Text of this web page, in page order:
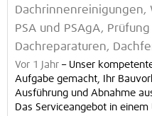
Dachrinnenreinigungen,
PSA und PSAgA,
Dachreparaturen,
Vor 1 Jahr – Unser
Aufgabe gemacht, Ihr
Ausführung und Abnahme
Das Serviceangebot in